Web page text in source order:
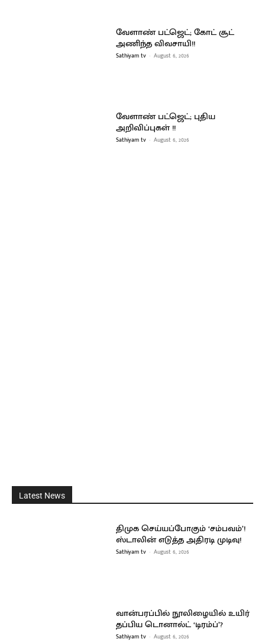
வேளாண் பட்ஜெட்; கோட் சூட்
அணிந்த விவசாயி!!
Sathiyam tv - August 6, 2026
வேளாண் பட்ஜெட்; புதிய
அறிவிப்புகள் !!
Sathiyam tv - August 6, 2026
Latest News
திமுக செய்யப்போகும் ‘சம்பவம்’!
ஸ்டாலின் எடுத்த அதிரடி முடிவு!
Sathiyam tv - August 6, 2026
வான்பரப்பில் நூலிழையில் உயிர்
தப்பிய டொனால்ட் ‘டிரம்ப்’?
Sathiyam tv - August 6, 2026